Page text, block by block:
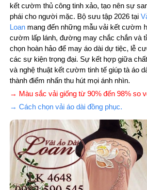
kết cườm thủ công tinh xảo, tạo nên sự
phái cho người mặc. Bộ sưu tập 2026 tại
Loan mang đến những mẫu vải kết cườm
cườm lấp lánh, đường may chắc chắn và
chọn hoàn hảo để may áo dài dự tiệc, lễ
các sự kiện trọng đại. Sự kết hợp giữa
và nghệ thuật kết cườm tinh tế giúp tà áo
thành điểm nhấn thu hút mọi ánh nhìn.
→ Màu sắc vải giống từ 90% đến 98% so
→ Cách chọn vải áo dài đồng phục.